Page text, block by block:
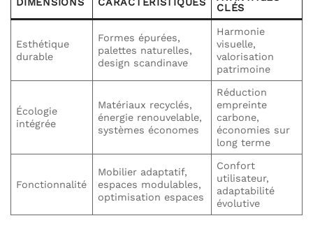
DIMENSIONS CARACTÉRISTIQUES
CLÉS
Esthétique
durable
Formes épurées,
palettes naturelles,
design scandinave
Harmonie
visuelle,
valorisation
patrimoine
Écologie
intégrée
Matériaux recyclés,
énergie renouvelable,
systèmes économes
Réduction
empreinte
carbone,
économies sur
long terme
Fonctionnalité
Mobilier adaptatif,
espaces modulables,
optimisation espaces
Confort
utilisateur,
adaptabilité
évolutive